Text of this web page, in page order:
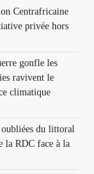
Centrafricaine
privée hors
gonfle les
ravivent le
climatique
oubliées du littoral
la RDC face à la